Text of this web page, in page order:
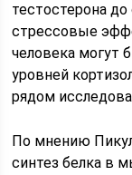
тестостерона
стрессовые
человека могут
уровней
рядом
По мнению
синтез белка в